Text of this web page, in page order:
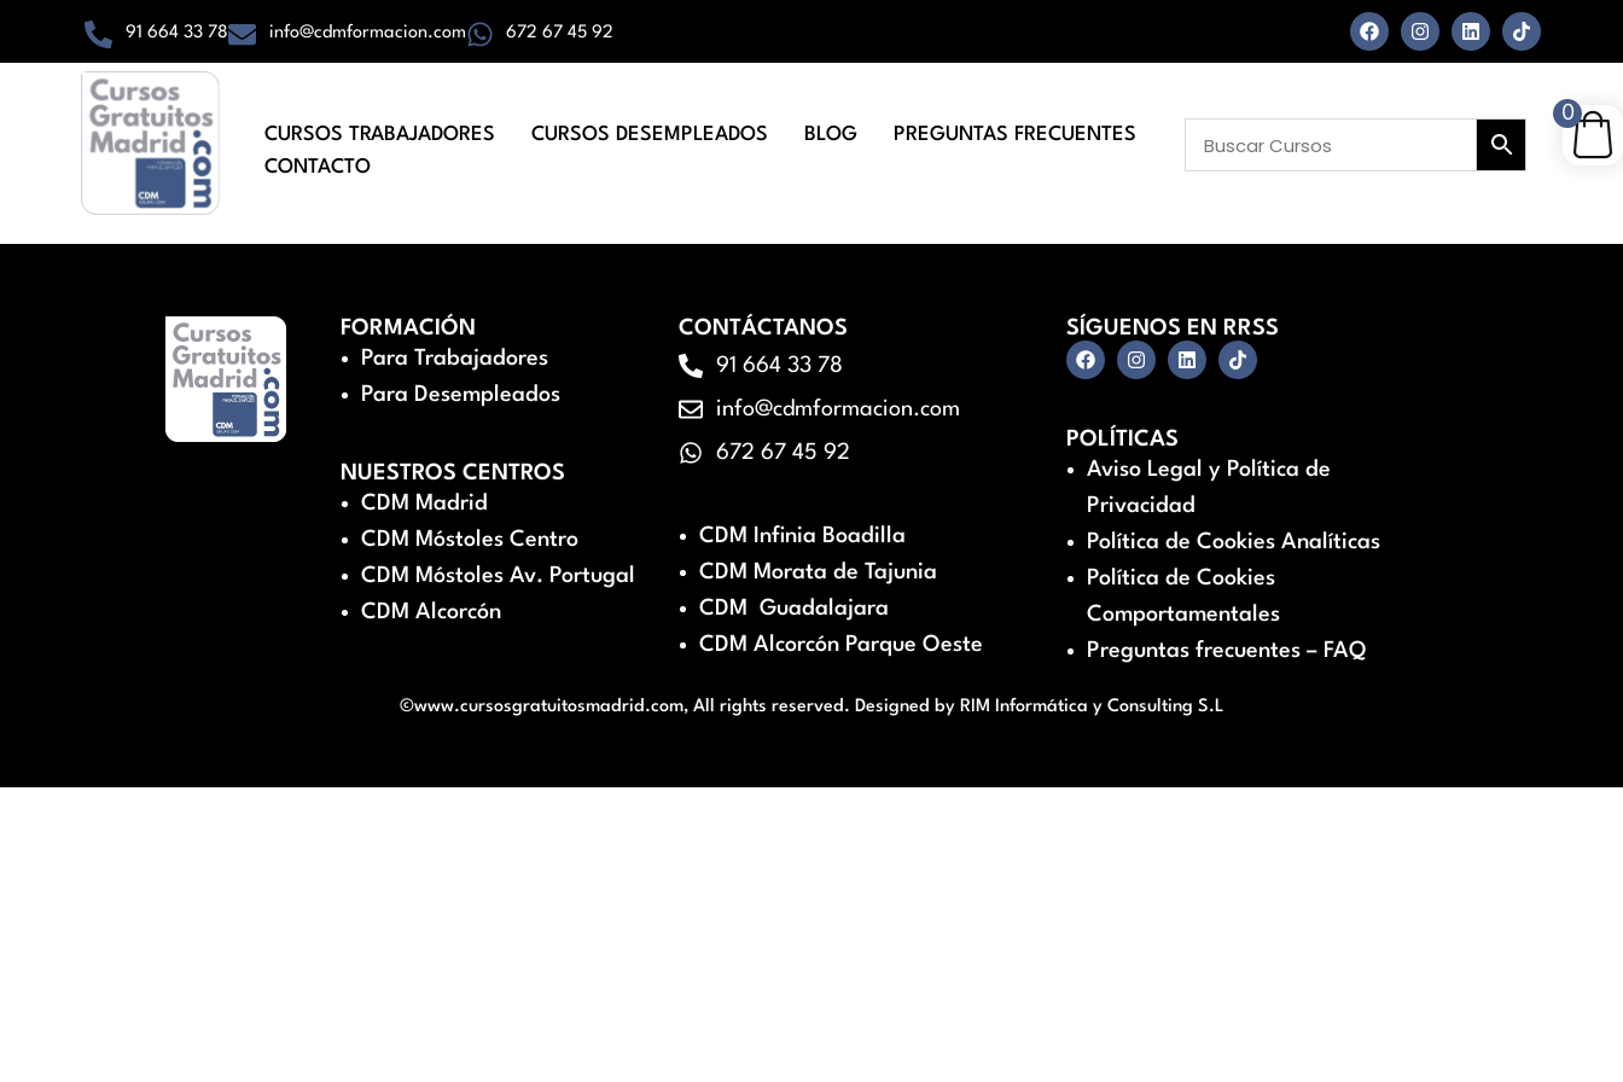
91 664 33 78 info@cdmformacion.com 672 67 45 92
CURSOS TRABAJADORES CURSOS DESEMPLEADOS BLOG
PREGUNTAS FRECUENTES
CONTACTO
FORMACIÓN
Para Trabajadores
Para Desempleados
NUESTROS CENTROS
CDM Madrid
CDM Móstoles Centro
CDM Móstoles Av. Portugal
CDM Alcorcón
CONTÁCTANOS
91 664 33 78
info@cdmformacion.com
672 67 45 92
CDM Infinia Boadilla
CDM Morata de Tajunia
CDM Guadalajara
CDM Alcorcón Parque Oeste
SÍGUENOS EN RRSS
POLÍTICAS
Aviso Legal y Política de
Privacidad
Política de Cookies Analíticas
Política de Cookies
Comportamentales
Preguntas frecuentes – FAQ
©www.cursosgratuitosmadrid.com, All rights reserved. Designed by RIM Informática y Consulting S.L
0